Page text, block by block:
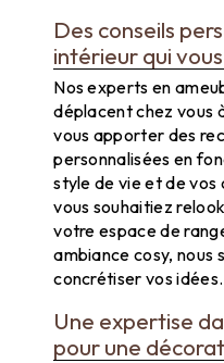
Des conseils
intérieur qui
Nos experts en
déplacent chez vous
vous apporter des
personnalisées en
style de vie et de
vous souhaitiez
votre espace de
ambiance cosy, nous
concrétiser vos idées.
Une expertise
pour une